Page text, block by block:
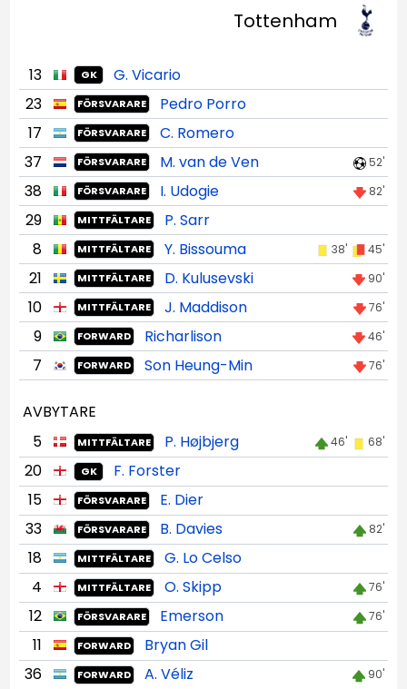
Tottenham
13 GK
G. Vicario
23
FÖRSVARARE
Pedro Porro
17
FÖRSVARARE
C. Romero
37
FÖRSVARARE M. van de Ven 52'
38 FÖRSVARARE I. Udogie 82'
29 MITTFÄLTARE
P. Sarr
8
MITTFÄLTARE Y. Bissouma 38' 45'
21 MITTFÄLTARE D. Kulusevski 90'
10 MITTFÄLTARE J. Maddison 76'
9 FORWARD Richarlison 46'
7 FORWARD Son Heung-Min 76'
AVBYTARE
5
MITTFÄLTARE P. Højbjerg 46' 68'
20 GK
F. Forster
15
FÖRSVARARE
E. Dier
33
FÖRSVARARE B. Davies 82'
18 MITTFÄLTARE
G. Lo Celso
4
MITTFÄLTARE O. Skipp 76'
12 FÖRSVARARE Emerson 76'
11 FORWARD
Bryan Gil
36
FORWARD A. Véliz 90'